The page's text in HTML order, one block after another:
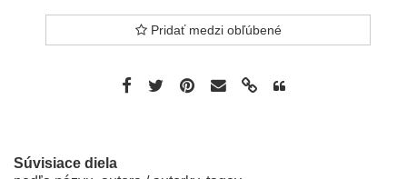
Pridať medzi obľúbené
Súvisiace diela